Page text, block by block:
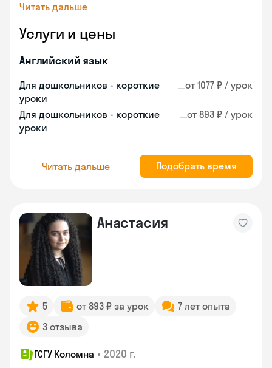
Читать дальше
Услуги и цены
Английский язык
Для дошкольников - короткие
уроки
от 1077 ₽ / урок
Для дошкольников - короткие
уроки
от 893 ₽ / урок
Читать дальше Подобрать время
Анастасия
5 от 893 ₽ за урок
7 лет опыта
3 отзыва
ГСГУ Коломна • 2020 г.